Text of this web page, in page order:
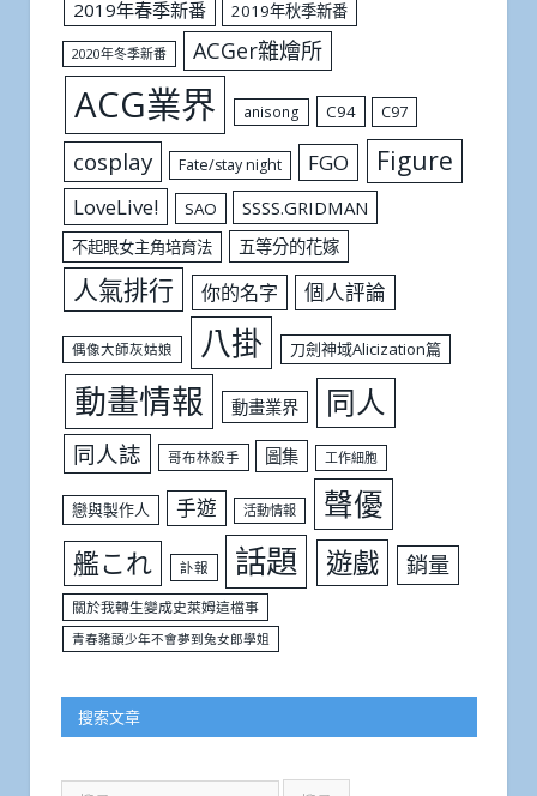
2019年春季新番
2019年秋季新番
2020年冬季新番 ACGer雜燴所
ACG業界 anisong C94 C97
cosplay Fate/stay night FGO Figure
LoveLive! SAO SSSS.GRIDMAN
不起眼女主角培育法 五等分的花嫁
人氣排行 你的名字 個人評論
偶像大師灰姑娘 八掛 刀劍神域Alicization篇
動畫情報 動畫業界 同人
同人誌 哥布林殺手 圖集 工作細胞
戀與製作人 手遊 活動情報 聲優
艦これ 訃報 話題 遊戲 銷量
關於我轉生變成史萊姆這檔事
青春豬頭少年不會夢到兔女郎學姐
搜索文章